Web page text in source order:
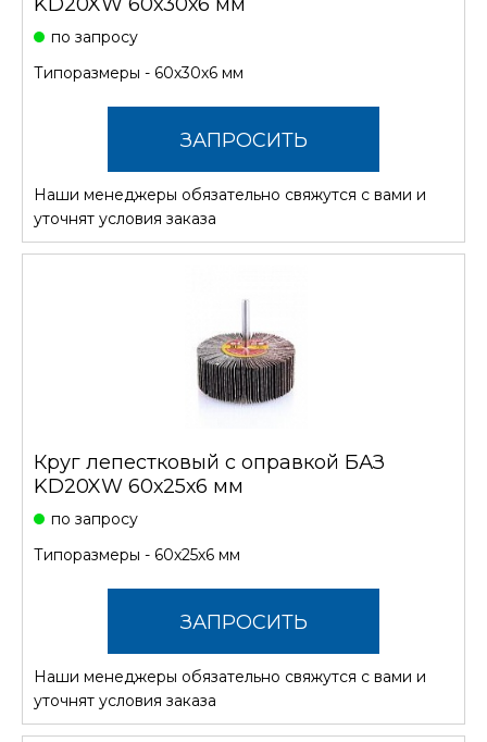
по запросу
Типоразмеры - 60х30х6 мм
ЗАПРОСИТЬ
СТОИМОСТЬ
Наши менеджеры обязательно свяжутся с вами и
уточнят условия заказа
Круг лепестковый с оправкой БАЗ
KD20XW 60х25х6 мм
по запросу
Типоразмеры - 60х25х6 мм
ЗАПРОСИТЬ
СТОИМОСТЬ
Наши менеджеры обязательно свяжутся с вами и
уточнят условия заказа